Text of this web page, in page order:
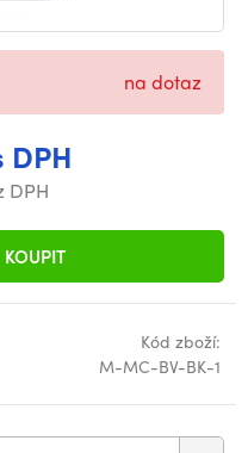
DPH
DPH
KOUPIT
na dotaz
Kód zboží:
M-MC-BV-BK-1